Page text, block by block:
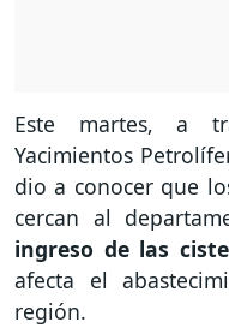
Este martes, a
Yacimientos
dio a conocer que
cercan al
ingreso de las
afecta el
región.